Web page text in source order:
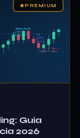
★PREMIUM
Guia
2026